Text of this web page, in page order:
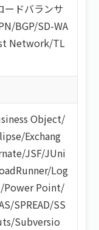
ードバランサ
/BGP/SD-WA
Network/TL
Object/
/Exchang
/JSF/JUni
/Log
/Power Point/
/SPREAD/SS
/Subversio